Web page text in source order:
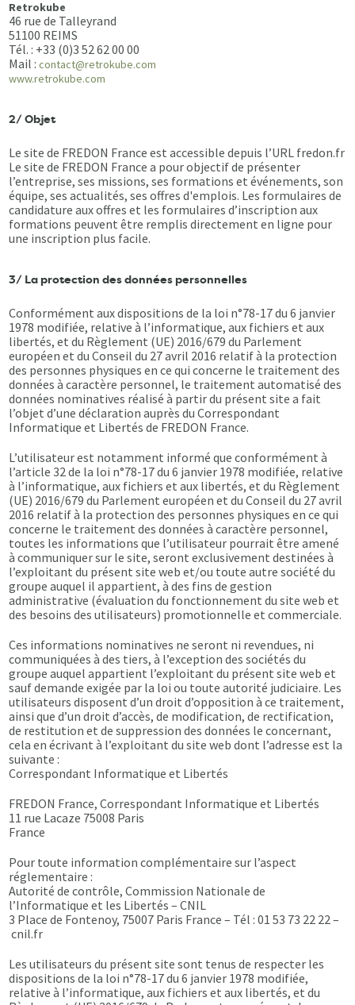
Retrokube
46 rue de Talleyrand
51100 REIMS
Tél. : +33 (0)3 52 62 00 00
Mail :contact@retrokube.com
www.retrokube.com
2/ Objet
Le site de FREDON France est accessible depuis l’URL fredon.fr
Le site de FREDON France a pour objectif de présenter
l’entreprise, ses missions, ses formations et événements, son
équipe, ses actualités, ses offres d'emplois. Les formulaires de
candidature aux offres et les formulaires d’inscription aux
formations peuvent être remplis directement en ligne pour
une inscription plus facile.
3/ La protection des données personnelles
Conformément aux dispositions de la loi n°78-17 du 6 janvier
1978 modifiée, relative à l’informatique, aux fichiers et aux
libertés, et du Règlement (UE) 2016/679 du Parlement
européen et du Conseil du 27 avril 2016 relatif à la protection
des personnes physiques en ce qui concerne le traitement des
données à caractère personnel, le traitement automatisé des
données nominatives réalisé à partir du présent site a fait
l’objet d’une déclaration auprès du Correspondant
Informatique et Libertés de FREDON France.
L’utilisateur est notamment informé que conformément à
l’article 32 de la loi n°78-17 du 6 janvier 1978 modifiée, relative
à l’informatique, aux fichiers et aux libertés, et du Règlement
(UE) 2016/679 du Parlement européen et du Conseil du 27 avril
2016 relatif à la protection des personnes physiques en ce qui
concerne le traitement des données à caractère personnel,
toutes les informations que l’utilisateur pourrait être amené
à communiquer sur le site, seront exclusivement destinées à
l’exploitant du présent site web et/ou toute autre société du
groupe auquel il appartient, à des fins de gestion
administrative (évaluation du fonctionnement du site web et
des besoins des utilisateurs) promotionnelle et commerciale.
Ces informations nominatives ne seront ni revendues, ni
communiquées à des tiers, à l’exception des sociétés du
groupe auquel appartient l’exploitant du présent site web et
sauf demande exigée par la loi ou toute autorité judiciaire. Les
utilisateurs disposent d’un droit d’opposition à ce traitement,
ainsi que d’un droit d’accès, de modification, de rectification,
de restitution et de suppression des données le concernant,
cela en écrivant à l’exploitant du site web dont l’adresse est la
suivante :
Correspondant Informatique et Libertés
FREDON France, Correspondant Informatique et Libertés
11 rue Lacaze 75008 Paris
France
Pour toute information complémentaire sur l’aspect
réglementaire :
Autorité de contrôle, Commission Nationale de
l’Informatique et les Libertés – CNIL
3 Place de Fontenoy, 75007 Paris France – Tél : 01 53 73 22 22 –
cnil.fr
Les utilisateurs du présent site sont tenus de respecter les
dispositions de la loi n°78-17 du 6 janvier 1978 modifiée,
relative à l’informatique, aux fichiers et aux libertés, et du